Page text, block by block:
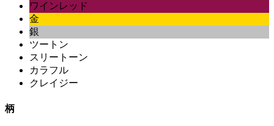
ワインレッド
金
銀
ツートン
スリートーン
カラフル
クレイジー
柄